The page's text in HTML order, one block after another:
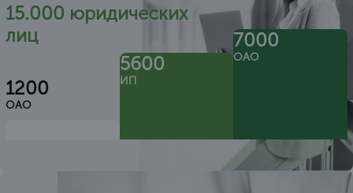
15.000 юридических
лиц
1200
ОАО
5600
ИП
7000
ОАО